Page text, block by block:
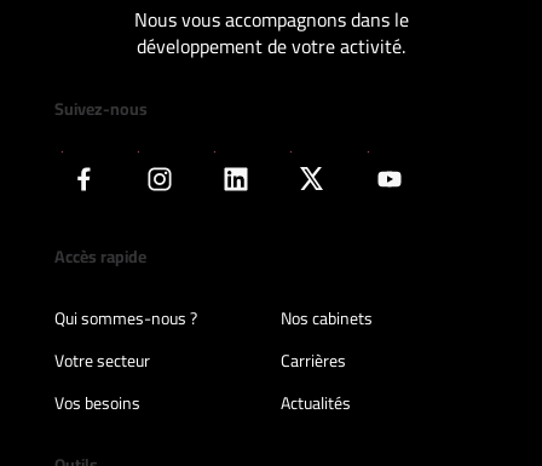
Nous vous accompagnons dans le
développement de votre activité.
Suivez-nous
Accès rapide
Qui sommes-nous ?
Nos cabinets
Votre secteur
Carrières
Vos besoins
Actualités